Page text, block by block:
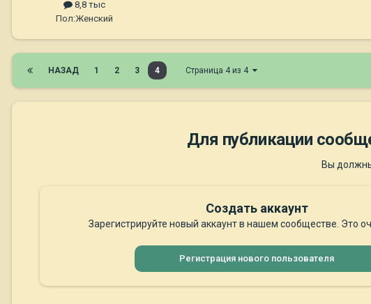
8,8 тыс
Пол:Женский
НАЗАД 1 2 3 4 Страница 4 из 4
Для публикации
Вы
Создать аккаунт
Зарегистрируйте новый аккаунт в нашем сообществе. Это
Регистрация нового пользователя